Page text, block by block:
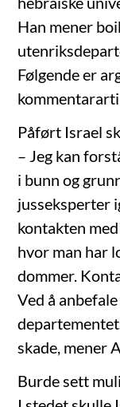
Han mener
Følgende er
Påført Israel
– Jeg kan
i bunn og
jusseksperter
kontakten
hvor man har
dommer.
Ved å
skade, mener
Burde sett